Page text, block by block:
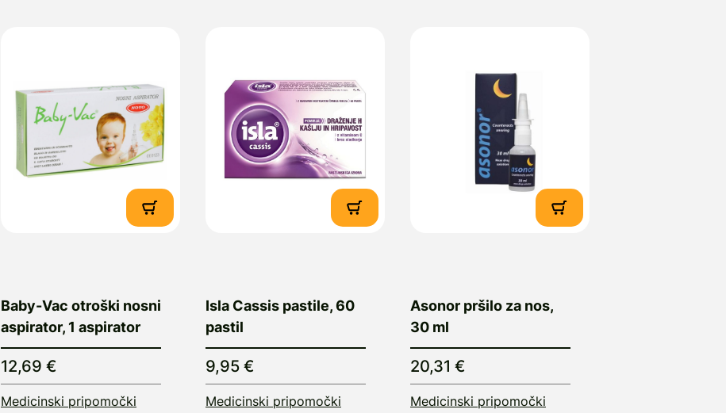
Baby-Vac otroški nosni
aspirator, 1 aspirator
12,69 €
Medicinski pripomočki
Isla Cassis pastile, 60
pastil
9,95 €
Medicinski pripomočki
Asonor pršilo za nos,
30 ml
20,31 €
Medicinski pripomočki